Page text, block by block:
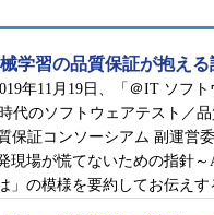
学習の品質保証が抱え
年11月19日、「＠IT ソフ
代のソフトウェアテスト／
保証コンソーシアム 副運営
現場が慌てないための指針
」の模様を要約してお伝えす